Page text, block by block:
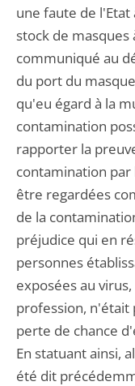
une faute de
stock de masques
communiqué au
du port du
qu'eu égard à la
contamination
rapporter la
contamination par
être regardées
de la
préjudice qui en
personnes
exposées au
profession, n'était
perte de chance
En statuant ainsi,
été dit